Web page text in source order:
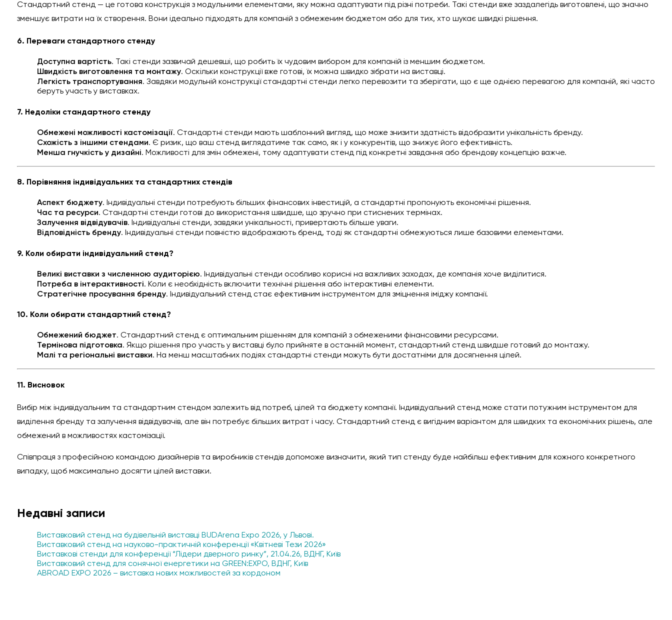
Стандартний стенд — це готова конструкція з модульними елементами, яку можна адаптувати під різні потреби. Такі стенди вже заздалегідь виготовлені, що значно
зменшує витрати на їх створення. Вони ідеально підходять для компаній з обмеженим бюджетом або для тих, хто шукає швидкі рішення.
6. Переваги стандартного стенду
Доступна вартість. Такі стенди зазвичай дешевші, що робить їх чудовим вибором для компаній із меншим бюджетом.
Швидкість виготовлення та монтажу. Оскільки конструкції вже готові, їх можна швидко зібрати на виставці.
Легкість транспортування. Завдяки модульній конструкції стандартні стенди легко перевозити та зберігати, що є ще однією перевагою для компаній, які часто
беруть участь у виставках.
7. Недоліки стандартного стенду
Обмежені можливості кастомізації. Стандартні стенди мають шаблонний вигляд, що може знизити здатність відобразити унікальність бренду.
Схожість з іншими стендами. Є ризик, що ваш стенд виглядатиме так само, як і у конкурентів, що знижує його ефективність.
Менша гнучкість у дизайні. Можливості для змін обмежені, тому адаптувати стенд під конкретні завдання або брендову концепцію важче.
8. Порівняння індивідуальних та стандартних стендів
Аспект бюджету. Індивідуальні стенди потребують більших фінансових інвестицій, а стандартні пропонують економічні рішення.
Час та ресурси. Стандартні стенди готові до використання швидше, що зручно при стиснених термінах.
Залучення відвідувачів. Індивідуальні стенди, завдяки унікальності, привертають більше уваги.
Відповідність бренду. Індивідуальні стенди повністю відображають бренд, тоді як стандартні обмежуються лише базовими елементами.
9. Коли обирати індивідуальний стенд?
Великі виставки з численною аудиторією. Індивідуальні стенди особливо корисні на важливих заходах, де компанія хоче виділитися.
Потреба в інтерактивності. Коли є необхідність включити технічні рішення або інтерактивні елементи.
Стратегічне просування бренду. Індивідуальний стенд стає ефективним інструментом для зміцнення іміджу компанії.
10. Коли обирати стандартний стенд?
Обмежений бюджет. Стандартний стенд є оптимальним рішенням для компаній з обмеженими фінансовими ресурсами.
Термінова підготовка. Якщо рішення про участь у виставці було прийняте в останній момент, стандартний стенд швидше готовий до монтажу.
Малі та регіональні виставки. На менш масштабних подіях стандартні стенди можуть бути достатніми для досягнення цілей.
11. Висновок
Вибір між індивідуальним та стандартним стендом залежить від потреб, цілей та бюджету компанії. Індивідуальний стенд може стати потужним інструментом для
виділення бренду та залучення відвідувачів, але він потребує більших витрат і часу. Стандартний стенд є вигідним варіантом для швидких та економічних рішень, але
обмежений в можливостях кастомізації.
Співпраця з професійною командою дизайнерів та виробників стендів допоможе визначити, який тип стенду буде найбільш ефективним для кожного конкретного
випадку, щоб максимально досягти цілей виставки.
Недавні записи
Виставковий стенд на будівельній виставці BUDArena Expo 2026, у Львові.
Виставковий стенд на науково-практичній конференції «Квітневі Тези 2026»
Виставкові стенди для конференції “Лідери дверного ринку”, 21.04.26, ВДНГ, Київ
Виставковий стенд для сонячної енергетики на GREEN:EXPO, ВДНГ, Київ
ABROAD EXPO 2026 – виставка нових можливостей за кордоном